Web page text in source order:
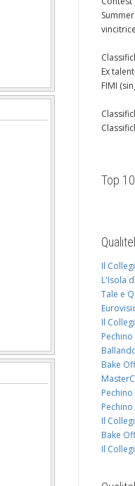
Ex
FIMI
Top
Il
L'Isola
Tale e
Il
Bake
Il
Bake
Il